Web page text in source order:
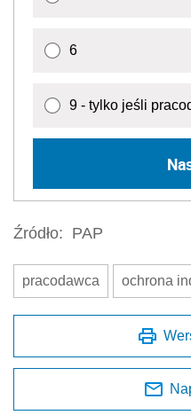
6
9 - tylko jeśli
Źródło: PAP
pracodawca ochrona